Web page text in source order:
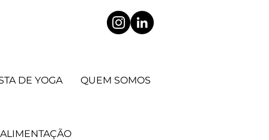
DE YOGA QUEM SOMOS
ALIMENTAÇÃO